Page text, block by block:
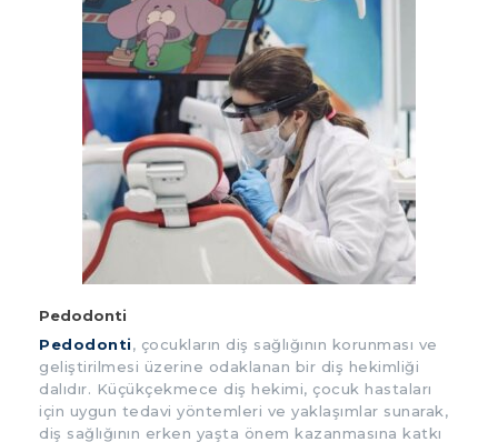
Pedodonti
Pedodonti, çocukların diş sağlığının korunması ve
geliştirilmesi üzerine odaklanan bir diş hekimliği
dalıdır. Küçükçekmece diş hekimi, çocuk hastaları
için uygun tedavi yöntemleri ve yaklaşımlar sunarak,
diş sağlığının erken yaşta önem kazanmasına katkı